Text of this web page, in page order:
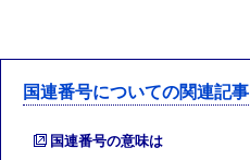
国連番号についての関連記事
国連番号の意味は